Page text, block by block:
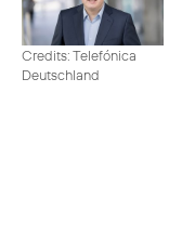
Credits: Telefónica
Deutschland